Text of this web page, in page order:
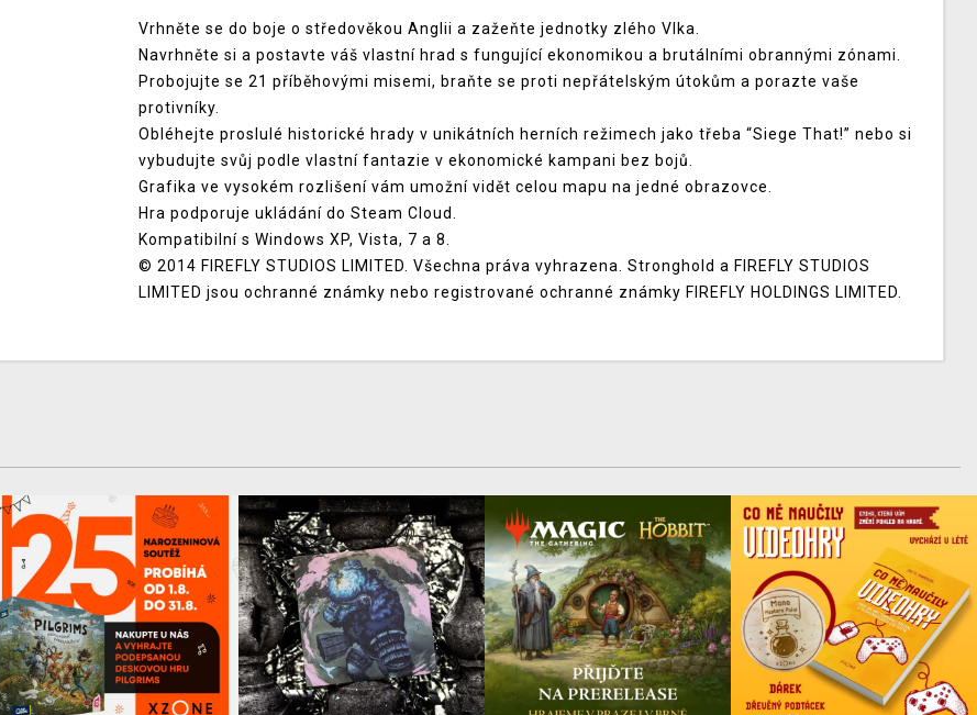
Vrhněte se do boje o středověkou Anglii a zažeňte jednotky zlého Vlka.
Navrhněte si a postavte váš vlastní hrad s fungující ekonomikou a brutálními obrannými zónami.
Probojujte se 21 příběhovými misemi, braňte se proti nepřátelským útokům a porazte vaše
protivníky.
Obléhejte proslulé historické hrady v unikátních herních režimech jako třeba “Siege That!” nebo si
vybudujte svůj podle vlastní fantazie v ekonomické kampani bez bojů.
Grafika ve vysokém rozlišení vám umožní vidět celou mapu na jedné obrazovce.
Hra podporuje ukládání do Steam Cloud.
Kompatibilní s Windows XP, Vista, 7 a 8.
© 2014 FIREFLY STUDIOS LIMITED. Všechna práva vyhrazena. Stronghold a FIREFLY STUDIOS
LIMITED jsou ochranné známky nebo registrované ochranné známky FIREFLY HOLDINGS LIMITED.